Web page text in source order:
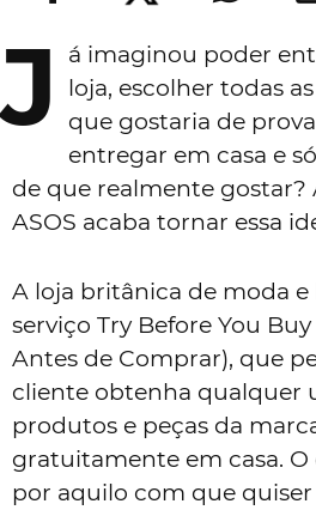
J
á imaginou poder
loja, escolher todas
que gostaria de
entregar em casa e
de que realmente gostar?
ASOS acaba tornar essa
A loja britânica de moda e
serviço Try Before You
Antes de Comprar), que
cliente obtenha qualquer
produtos e peças da
gratuitamente em casa. O
por aquilo com que